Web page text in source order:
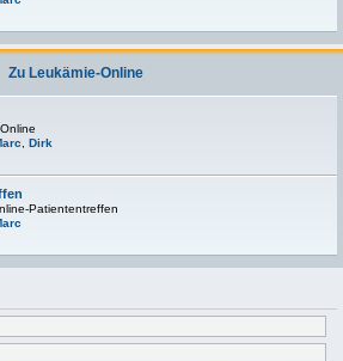
Zu Leukämie-Online
Dirk
Patiententreffen